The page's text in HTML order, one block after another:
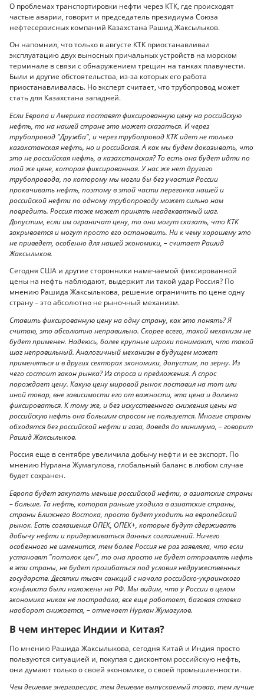
О проблемах транспортировки нефти через КТК, где происходят
частые аварии, говорит и председатель президиума Союза
нефтесервисных компаний Казахстана Рашид Жаксылыков.
Он напомнил, что только в августе КТК приостанавливал
эксплуатацию двух выносных причальных устройств на морском
терминале в связи с обнаружением трещин на танках плавучести.
Были и другие обстоятельства, из-за которых его работа
приостанавливалась. Но эксперт считает, что трубопровод может
стать для Казахстана западней.
Если Европа и Америка поставят фиксированную цену на российскую
нефть, то на нашей стране это может сказаться. И через
трубопровод "Дружба", и через трубопровод КТК идет не только
казахстанская нефть, но и российская. А как мы будем доказывать, что
это не российская нефть, а казахстанская? То есть она будет идти по
той же цене, которая фиксированная. У нас же нет другого
трубопровода, по которому мы могли бы без участия России
прокачивать нефть, поэтому в этой части перегонка нашей и
российской нефти по одному трубопроводу может сильно нам
повредить. Россия тоже может принять неадекватный шаг.
Допустим, если им ограничат цену, то они могут сказать, что КТК
закрывается и могут просто его остановить. Ни к чему хорошему это
не приведет, особенно для нашей экономики, – считает Рашид
Жаксылыков.
Сегодня США и другие сторонники намечаемой фиксированной
цены на нефть наблюдают, выдержит ли такой удар Россия? По
мнению Рашида Жаксылыкова, решение ограничить по цене одну
страну – это абсолютно не рыночный механизм.
Ставить фиксированную цену на одну страну, как это понять? Я
считаю, это абсолютно неправильно. Скорее всего, такой механизм не
будет применен. Надеюсь, более крупные игроки понимают, что такой
шаг неправильный. Аналогичный механизм в будущем может
применяться и в других секторах экономики, допустим, по зерну. Из
чего состоит закон рынка? Из спроса и предложения. А спрос
порождает цену. Какую цену мировой рынок поставил на тот или
иной товар, вне зависимости его от важности, эта цена и должна
фиксироваться. К тому же, и без искусственного снижения цены на
российскую нефть она большим спросом не пользуется. Многие страны
обходятся без российской нефти и газа, доведя до минимума, – говорит
Рашид Жаксылыков.
Россия еще в сентябре увеличила добычу нефти и ее экспорт. По
мнению Нурлана Жумагулова, глобальный баланс в любом случае
будет сохранен.
Европа будет закупать меньше российской нефти, а азиатские страны
– больше. Та нефть, которая раньше уходила в азиатские страны,
страны Ближнего Востока, просто будет уходить на европейский
рынок. Есть соглашения ОПЕК, ОПЕК+, которые будут сдерживать
добычу нефти и придерживаться данных соглашений. Ничего
особенного не изменится, тем более Россия не раз заявляла, что если
установят "потолок цен", то она просто не будет отправлять нефть
в эти страны, не будет прогибаться под условия недружественных
государств. Десятки тысяч санкций с начала российско-украинского
конфликта были наложены на РФ. Мы видим, что у России в целом
экономика никак не пострадала, все еще работает, базовая ставка
наоборот снижается, – отмечает Нурлан Жумагулов.
В чем интерес Индии и Китая?
По мнению Рашида Жаксылыкова, сегодня Китай и Индия просто
пользуются ситуацией и, покупая с дисконтом российскую нефть,
они думают только о своей экономике, о своей промышленности.
Чем дешевле энергоресурс, тем дешевле выпускаемый товар, тем лучше